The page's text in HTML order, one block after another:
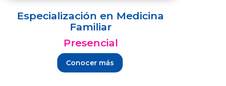
Especialización en Medicina
Familiar
Presencial
Conocer más